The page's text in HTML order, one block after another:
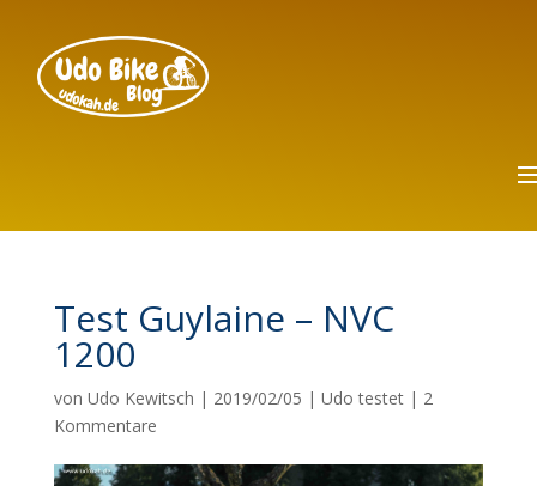
Test Guylaine – NVC
1200
von Udo Kewitsch | 2019/02/05 | Udo testet| 2
Kommentare